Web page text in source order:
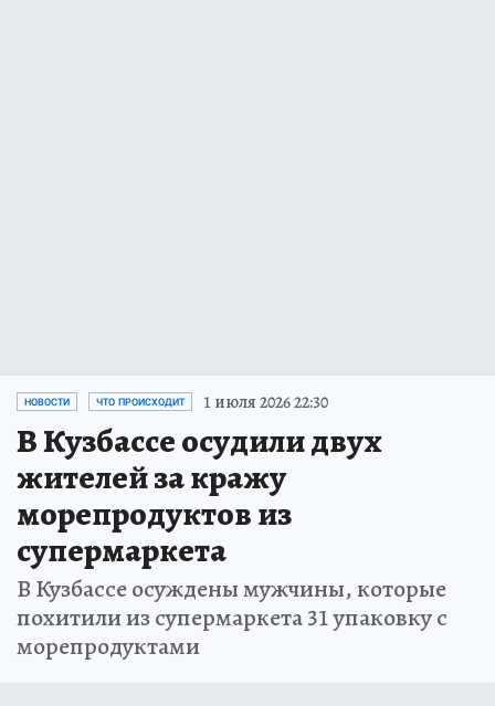
НОВОСТИ ЧТО ПРОИСХОДИТ 1 июля 2026 22:30
В Кузбассе осудили двух
жителей за кражу
морепродуктов из
супермаркета
В Кузбассе осуждены мужчины, которые
похитили из супермаркета 31 упаковку с
морепродуктами